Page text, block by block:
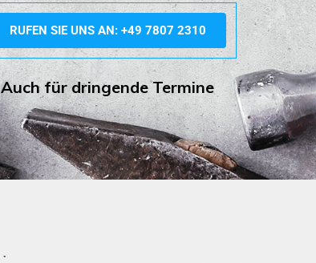
RUFEN SIE UNS AN: +49 7807 2310
Auch für dringende Termine